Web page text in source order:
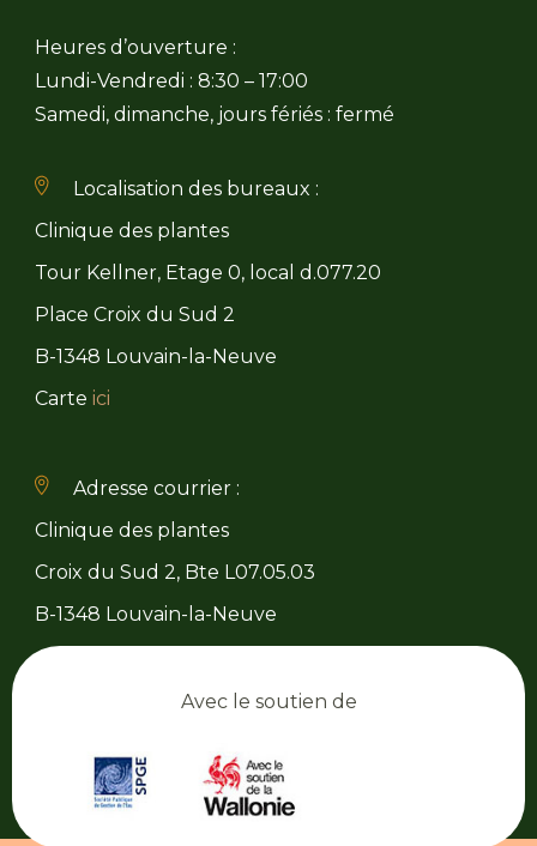
Heures d’ouverture :
Lundi-Vendredi : 8:30 – 17:00
Samedi, dimanche, jours fériés : fermé
Localisation des bureaux :
Clinique des plantes
Tour Kellner, Etage 0, local d.077.20
Place Croix du Sud 2
B-1348 Louvain-la-Neuve
Carte ici
Adresse courrier :
Clinique des plantes
Croix du Sud 2, Bte L07.05.03
B-1348 Louvain-la-Neuve
Avec le soutien de